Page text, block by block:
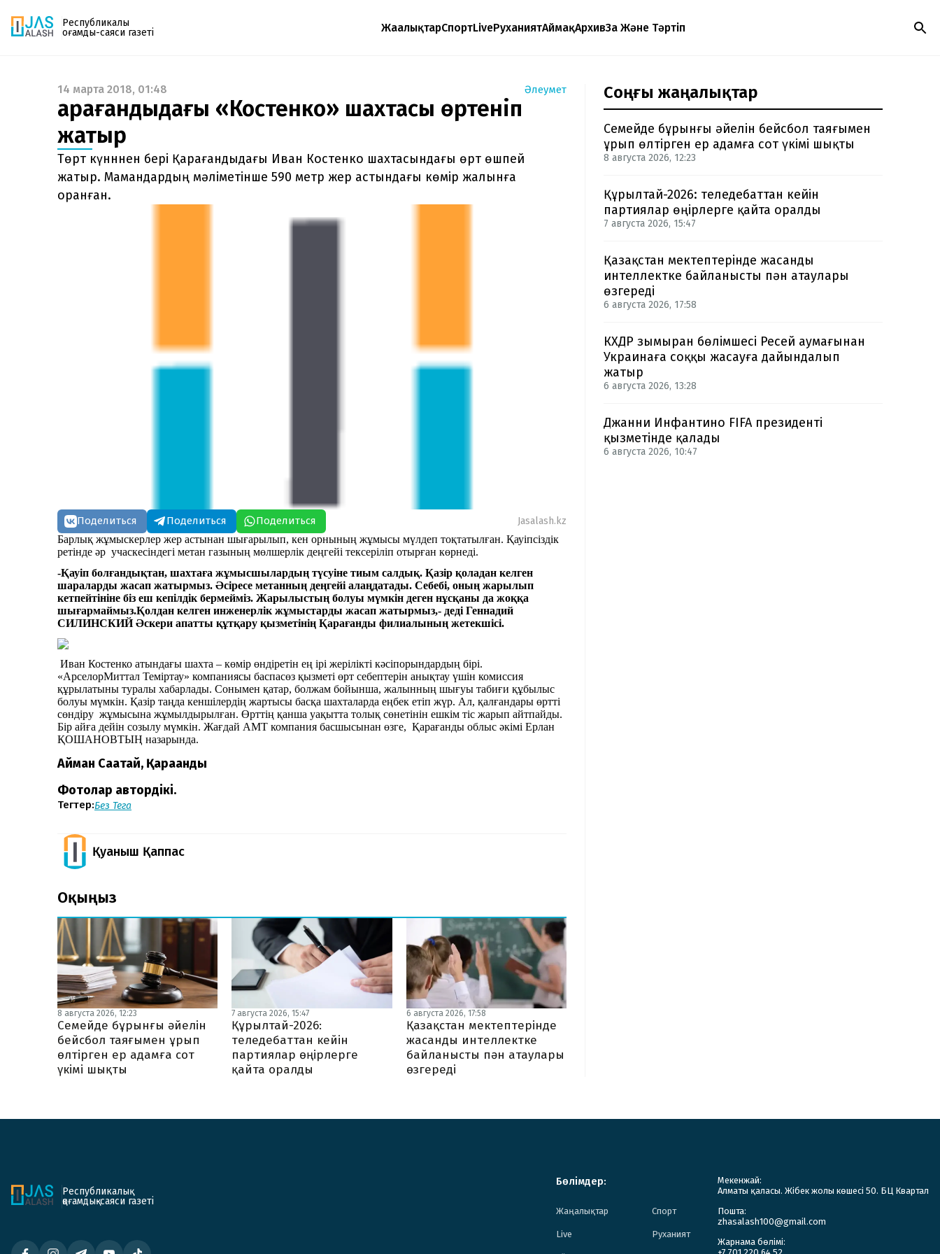
Республикалық
қоғамдық-саяси газеті
ЖаңалықтарСпортLiveРуханиятАймақАрхивЗаң Және Тәртіп
Газетке жазылу
PDF форматтағы газетті ай сайын электронды
поштаңызға алып отырыңыз. Жаңа нөмір
шыққан сәтте сізге бірден жіберіледі. Тек email
енгізіңіз, біз қалғанын өзіміз жібереміз.
14 марта 2018, 01:48 Әлеумет
Қарағандыдағы «Костенко» шахтасы өртеніп
жатыр
Төрт күнннен бері Қарағандыдағы Иван Костенко шахтасындағы өрт өшпей
жатыр. Мамандардың мәліметінше 590 метр жер астындағы көмір жалынға
оранған.
Поделиться Поделиться Поделиться
Jasalash.kz
Барлық жұмыскерлер жер астынан шығарылып, кен орнының жұмысы мүлдеп тоқтатылған. Қауіпсіздік
ретінде әр учаскесіндегі метан газының мөлшерлік деңгейі тексеріліп отырған көрнеді.
-Қауіп болғандықтан, шахтаға жұмысшылардың түсуіне тиым салдық. Қазір қоладан келген
шараларды жасап жатырмыз. Әсіресе метанның деңгейі алаңдатады. Себебі, оның жарылып
кетпейтініне біз еш кепілдік бермейміз. Жарылыстың болуы мүмкін деген нұсқаны да жоққа
шығармаймыз.Қолдан келген инженерлік жұмыстарды жасап жатырмыз,- деді Геннадий
СИЛИНСКИЙ Әскери апатты құтқару қызметінің Қарағанды филиалының жетекшісі.
Иван Костенко атындағы шахта – көмір өндіретін ең ірі жерілікті кәсіпорындардың бірі.
«АрселорМиттал Теміртау» компаниясы баспасөз қызметі өрт себептерін анықтау үшін комиссия
құрылатыны туралы хабарлады. Сонымен қатар, болжам бойынша, жалынның шығуы табиғи құбылыс
болуы мүмкін. Қазір таңда кеншілердің жартысы басқа шахталарда еңбек етіп жүр. Ал, қалғандары өртті
сөндіру жұмысына жұмылдырылған. Өрттің қанша уақытта толық сөнетінін ешкім тіс жарып айтпайды.
Бір айға дейін созылу мүмкін. Жағдай АМТ компания басшысынан өзге, Қарағанды облыс әкімі Ерлан
ҚОШАНОВТЫҢ назарында.
Айман Сағатай, Қарағанды
Фотолар автордікі.
Тегтер:Без Тега
Қуаныш Қаппас
Оқыңыз
8 августа 2026, 12:23
Семейде бұрынғы әйелін
бейсбол таяғымен ұрып
өлтірген ер адамға сот
үкімі шықты
7 августа 2026, 15:47
Құрылтай-2026:
теледебаттан кейін
партиялар өңірлерге
қайта оралды
6 августа 2026, 17:58
Қазақстан мектептерінде
жасанды интеллектке
байланысты пән атаулары
өзгереді
Соңғы жаңалықтар
Семейде бұрынғы әйелін бейсбол таяғымен
ұрып өлтірген ер адамға сот үкімі шықты
8 августа 2026, 12:23
Құрылтай-2026: теледебаттан кейін
партиялар өңірлерге қайта оралды
7 августа 2026, 15:47
Қазақстан мектептерінде жасанды
интеллектке байланысты пән атаулары
өзгереді
6 августа 2026, 17:58
КХДР зымыран бөлімшесі Ресей аумағынан
Украинаға соққы жасауға дайындалып
жатыр
6 августа 2026, 13:28
Джанни Инфантино FIFA президенті
қызметінде қалады
6 августа 2026, 10:47
Республикалық
қоғамдық-саяси газеті
Бөлімдер:
Жаңалықтар Спорт
Live Руханият
Мекенжай:
Алматы қаласы. Жібек жолы көшесі 50. БЦ Квартал
Пошта:
zhasalash100@gmail.com
Жарнама бөлімі: